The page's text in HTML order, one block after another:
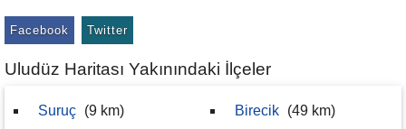
Facebook Twitter
Uludüz Haritası Yakınındaki İlçeler
Suruç (9 km) Birecik (49 km)